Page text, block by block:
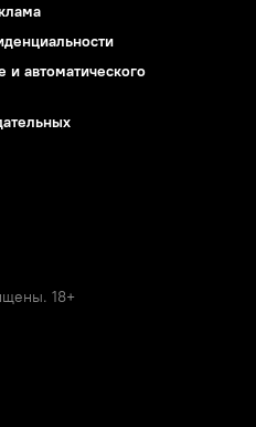
и автоматического
18+